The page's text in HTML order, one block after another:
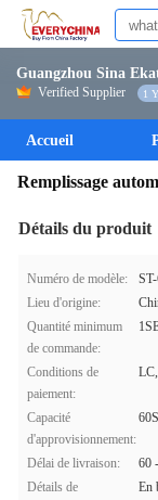
Guangzhou Sina
Verified Supplier 1
Accueil
Remplissage
Détails du produit
Numéro de modèle:
Lieu d'origine:
Quantité minimum
de commande:
Conditions de
paiement:
Capacité
d'approvisionnement:
Délai de livraison:
60
Détails de
En